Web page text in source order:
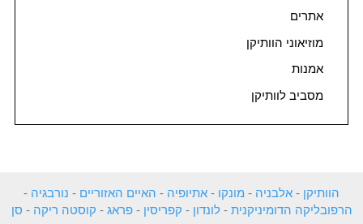
אתרים
מוזיאוני הוותיקן
אמנות
מסביב לוותיקן
הוותיקן - אלבניה - מונקו - אתיופיה - האיים האזוריים - נורבגיה -
הרפובליקה הדומיניקנית -לונדון - קפריסין -פראג - קוסטה ריקה - סן